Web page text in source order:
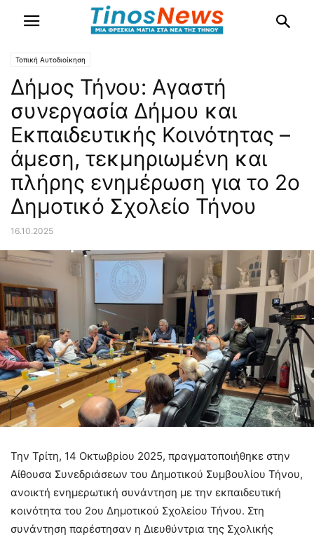
Τοπική Αυτοδιοίκηση
Δήμος Τήνου: Αγαστή
συνεργασία Δήμου και
Εκπαιδευτικής Κοινότητας –
άμεση, τεκμηριωμένη και
πλήρης ενημέρωση για το 2ο
Δημοτικό Σχολείο Τήνου
16.10.2025
Την Τρίτη, 14 Οκτωβρίου 2025, πραγματοποιήθηκε στην
Αίθουσα Συνεδριάσεων του Δημοτικού Συμβουλίου Τήνου,
ανοικτή ενημερωτική συνάντηση με την εκπαιδευτική
κοινότητα του 2ου Δημοτικού Σχολείου Τήνου. Στη
συνάντηση παρέστησαν η Διευθύντρια της Σχολικής